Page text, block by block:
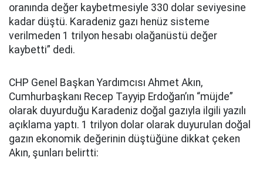
oranında değer kaybetmesiyle 330 dolar seviyesine
kadar düştü. Karadeniz gazı henüz sisteme
verilmeden 1 trilyon hesabı olağanüstü değer
kaybetti” dedi.
CHP Genel Başkan Yardımcısı Ahmet Akın,
Cumhurbaşkanı Recep Tayyip Erdoğan’ın “müjde”
olarak duyurduğu Karadeniz doğal gazıyla ilgili yazılı
açıklama yaptı. 1 trilyon dolar olarak duyurulan doğal
gazın ekonomik değerinin düştüğüne dikkat çeken
Akın, şunları belirtti: